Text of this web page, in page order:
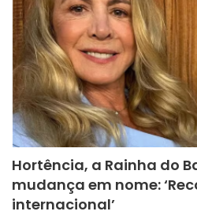
Hortência, a Rainha do
mudança em nome:
internacional’